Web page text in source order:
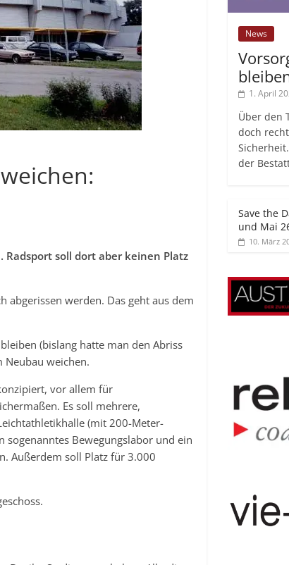
Radsport soll dort aber keinen Platz
abgerissen werden. Das geht aus dem
(bislang hatte man den Abriss
Neubau weichen.
vor allem für
Es soll mehrere,
(mit 200-Meter-
Bewegungslabor und ein
Außerdem soll Platz für 3.000
News
1. April
Über den
doch
der
Save the
und Mai
10. März